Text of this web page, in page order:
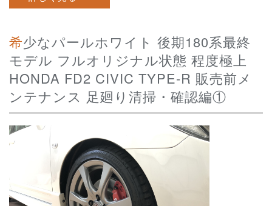
希少なパールホワイト 後期180系最終
モデル フルオリジナル状態 程度極上
HONDA FD2 CIVIC TYPE-R 販売前メ
ンテナンス 足廻り清掃・確認編①